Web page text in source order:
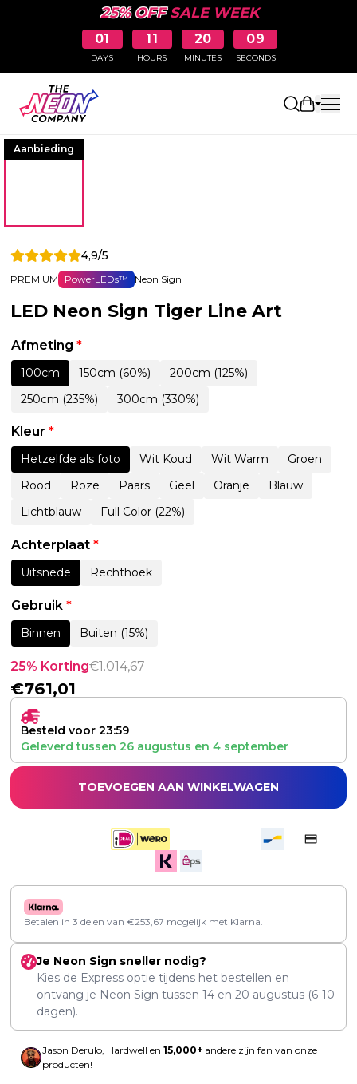
25% OFFSALE WEEK
01
DAYS
11
HOURS
20
MINUTES
09
SECONDS
Aanbieding
4,9/5
PREMIUM PowerLEDs™ Neon Sign
LED Neon Sign Tiger Line Art
Afmeting *
100cm 150cm (60%)
200cm (125%)
250cm (235%)
300cm (330%)
Kleur *
Hetzelfde als foto Wit Koud Wit Warm
Groen
Rood
Roze Paars Geel Oranje
Blauw
Lichtblauw
Full Color (22%)
Achterplaat *
Uitsnede Rechthoek
Gebruik *
Binnen Buiten (15%)
25% Korting€1.014,67
€761,01
Besteld voor 23:59
Geleverd tussen 26 augustus en 4 september
TOEVOEGEN AAN WINKELWAGEN
Betalen in 3 delen van €253,67 mogelijk met Klarna.
Je Neon Sign sneller nodig?
Kies de Express optie tijdens het bestellen en
ontvang je Neon Sign tussen 14 en 20 augustus (6-10
dagen).
Jason Derulo, Hardwell en 15,000+ andere zijn fan van onze
producten!